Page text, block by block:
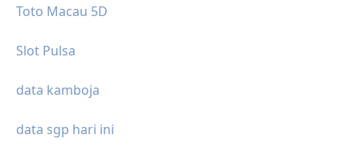
Toto Macau 5D
Slot Pulsa
data kamboja
data sgp hari ini